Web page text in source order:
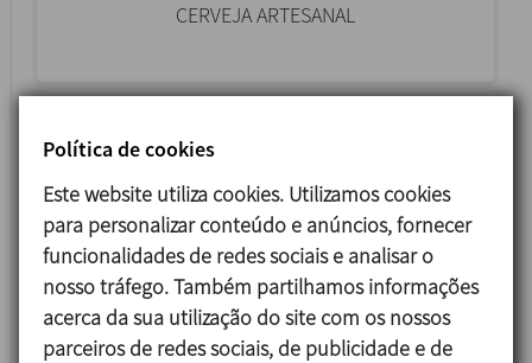
CERVEJA ARTESANAL
Política de cookies
Este website utiliza cookies. Utilizamos cookies
para personalizar conteúdo e anúncios, fornecer
funcionalidades de redes sociais e analisar o
nosso tráfego. Também partilhamos informações
acerca da sua utilização do site com os nossos
parceiros de redes sociais, de publicidade e de